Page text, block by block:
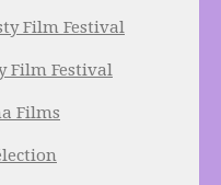
Film Festival
Film Festival
Films